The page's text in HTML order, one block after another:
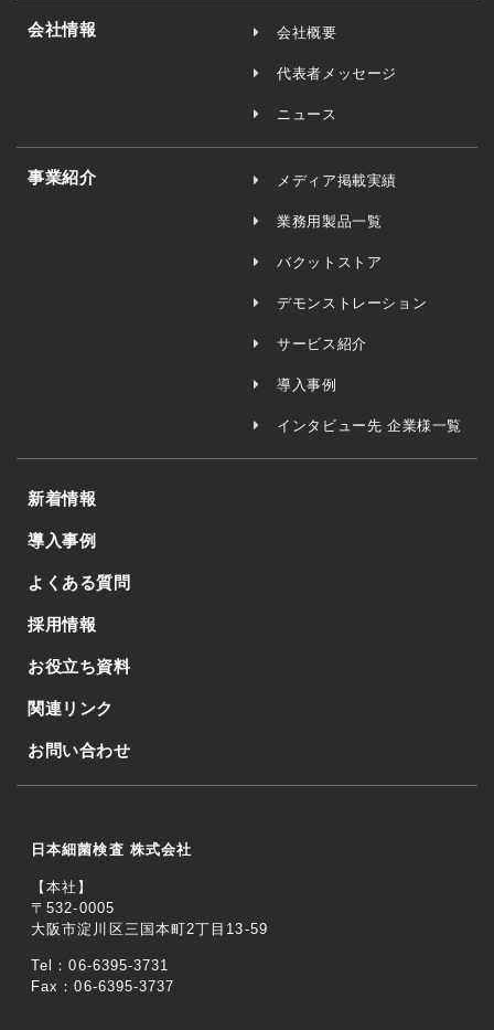
会社情報 会社概要
代表者メッセージ
ニュース
事業紹介 メディア掲載実績
業務用製品一覧
バクットストア
デモンストレーション
サービス紹介
導入事例
インタビュー先 企業様一覧
新着情報
導入事例
よくある質問
採用情報
お役立ち資料
関連リンク
お問い合わせ
日本細菌検査 株式会社
【本社】
〒532-0005
大阪市淀川区三国本町2丁目13-59
Tel：06-6395-3731
Fax：06-6395-3737